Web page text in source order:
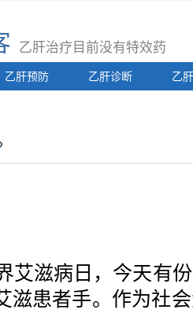
乙肝治疗目前没有特效药
乙肝预防 乙肝诊断 乙
滋病日，今天有份
滋患者手。作为社